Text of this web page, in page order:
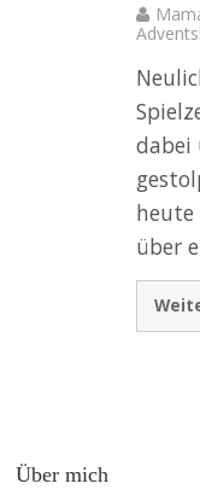
dabei
über
Über mich